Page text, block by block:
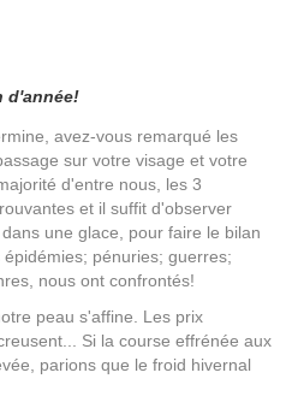
d'année!
avez-vous remarqué les
sur votre visage et votre
d'entre nous, les 3
et il suffit d'observer
une glace, pour faire le bilan
pénuries; guerres;
nous ont confrontés!
peau s'affine. Les prix
Si la course effrénée aux
parions que le froid hivernal